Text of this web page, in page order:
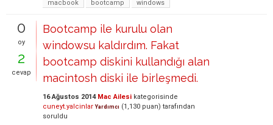
macbook bootcamp windows
0
oy
2
cevap
Bootcamp ile kurulu olan
windowsu kaldırdım. Fakat
bootcamp diskini kullandığı alan
macintosh diski ile birleşmedi.
16 Ağustos 2014 Mac Ailesi kategorisinde
cuneyt.yalcinlar Yardımcı (1,130 puan) tarafından
soruldu